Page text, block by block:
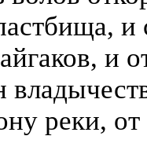
и
и
реки,